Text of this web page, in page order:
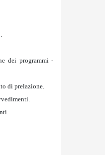
dei programmi -
di prelazione.